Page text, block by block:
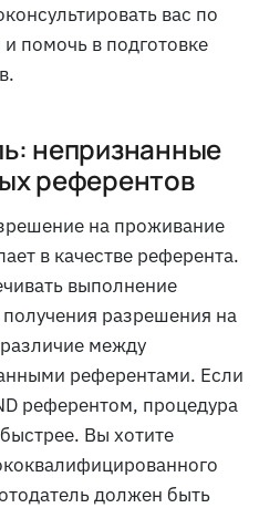
вас по
помочь в подготовке
непризнанные
референтов
на проживание
в качестве референта.
выполнение
разрешения на
между
референтами. Если
референтом, процедура
Вы хотите
должен быть